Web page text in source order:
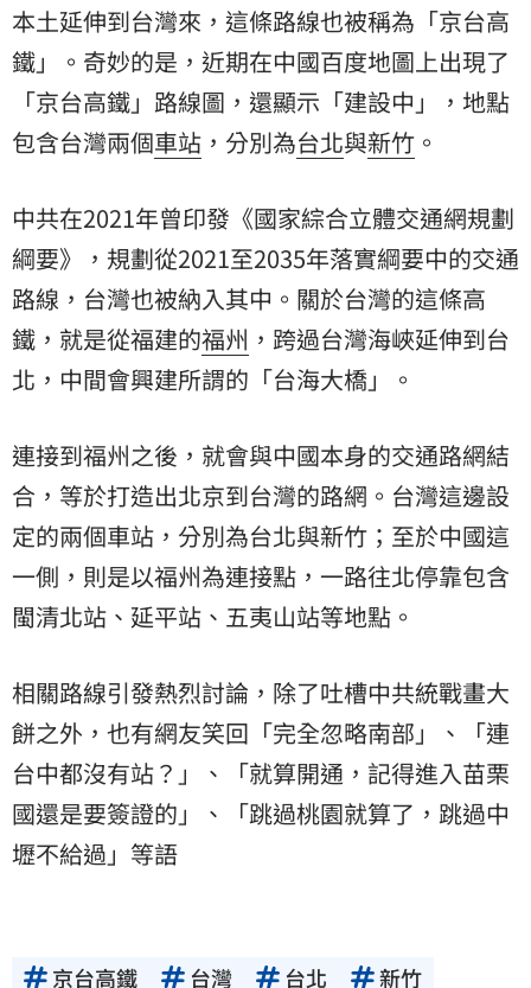
本土延伸到台灣來，這條路線也被稱為「京台高
鐵」。奇妙的是，近期在中國百度地圖上出現了
「京台高鐵」路線圖，還顯示「建設中」，地點
包含台灣兩個車站 ，分別為台北與新竹 。
中共在2021年曾印發《國家綜合立體交通網規劃
綱要》，規劃從2021至2035年落實綱要中的交通
路線，台灣也被納入其中。關於台灣的這條高
鐵，就是從福建的福州 ，跨過台灣海峽延伸到台
北，中間會興建所謂的「台海大橋」。
連接到福州之後，就會與中國本身的交通路網結
合，等於打造出北京到台灣的路網。台灣這邊設
定的兩個車站，分別為台北與新竹；至於中國這
一側，則是以福州為連接點，一路往北停靠包含
閩清北站、延平站、五夷山站等地點。
相關路線引發熱烈討論，除了吐槽中共統戰畫大
餅之外，也有網友笑回「完全忽略南部」、「連
台中都沒有站？」、「就算開通，記得進入苗栗
國還是要簽證的」、「跳過桃園就算了，跳過中
壢不給過」等語
京台高鐵 台灣 台北 新竹